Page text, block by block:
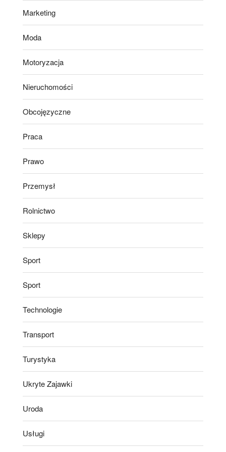
Marketing
Moda
Motoryzacja
Nieruchomości
Obcojęzyczne
Praca
Prawo
Przemysł
Rolnictwo
Sklepy
Sport
Sport
Technologie
Transport
Turystyka
Ukryte Zajawki
Uroda
Usługi